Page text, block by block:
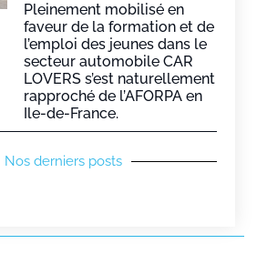
Pleinement mobilisé en
faveur de la formation et de
l’emploi des jeunes dans le
secteur automobile CAR
LOVERS s’est naturellement
rapproché de l’AFORPA en
Ile-de-France.
Nos derniers posts